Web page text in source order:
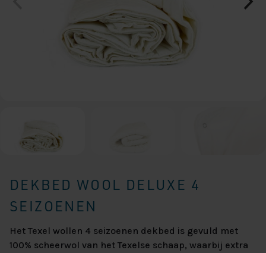
DEKBED WOOL DELUXE 4
SEIZOENEN
Het Texel wollen 4 seizoenen dekbed is gevuld met
100% scheerwol van het Texelse schaap, waarbij extra